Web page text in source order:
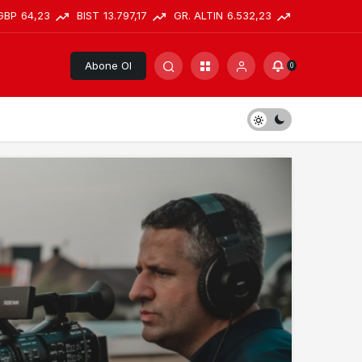
64,23 BIST 13.797,17 GR. ALTIN 6.532,23
Abone Ol 0